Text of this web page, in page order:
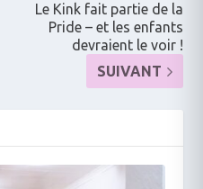
Le Kink fait partie de la
Pride – et les enfants
devraient le voir !
SUIVANT